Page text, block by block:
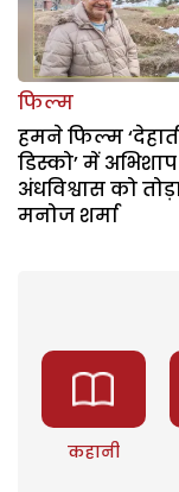
फिल्म
हमने फिल्म
डिस्को’ में
अंधविश्वास को
मनोज शर्मा
कहानी